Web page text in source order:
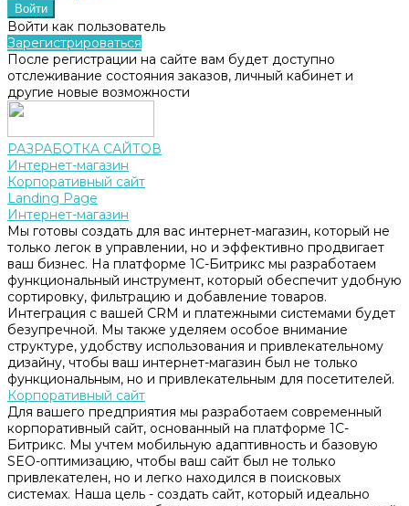
Войти как пользователь
Зарегистрироваться
После регистрации на сайте вам будет доступно
отслеживание состояния заказов, личный кабинет и
другие новые возможности
РАЗРАБОТКА САЙТОВ
Интернет-магазин
Корпоративный сайт
Landing Page
Интернет-магазин
Мы готовы создать для вас интернет-магазин, который не
только легок в управлении, но и эффективно продвигает
ваш бизнес. На платформе 1С-Битрикс мы разработаем
функциональный инструмент, который обеспечит удобную
сортировку, фильтрацию и добавление товаров.
Интеграция с вашей CRM и платежными системами будет
безупречной. Мы также уделяем особое внимание
структуре, удобству использования и привлекательному
дизайну, чтобы ваш интернет-магазин был не только
функциональным, но и привлекательным для посетителей.
Корпоративный сайт
Для вашего предприятия мы разработаем современный
корпоративный сайт, основанный на платформе 1С-
Битрикс. Мы учтем мобильную адаптивность и базовую
SEO-оптимизацию, чтобы ваш сайт был не только
привлекателен, но и легко находился в поисковых
системах. Наша цель - создать сайт, который идеально